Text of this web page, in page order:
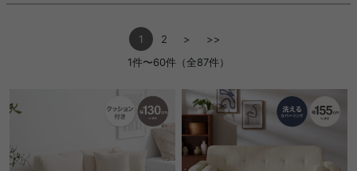
1 2 >
>>
1件〜60件（全87件）